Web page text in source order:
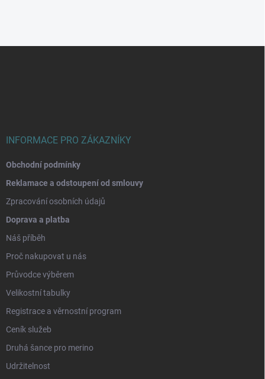
INFORMACE PRO ZÁKAZNÍKY
Obchodní podmínky
Reklamace a odstoupení od smlouvy
Zpracování osobních údajů
Doprava a platba
Náš příběh
Proč nakupovat u nás
Průvodce výběrem
Velikostní tabulky
Registrace a věrnostní program
Ceník služeb
Druhá šance pro merino
Udržitelnost